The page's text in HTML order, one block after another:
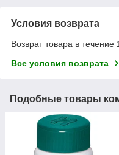
Условия возврата
Возврат товара в
Все условия возврата
Подобные товары